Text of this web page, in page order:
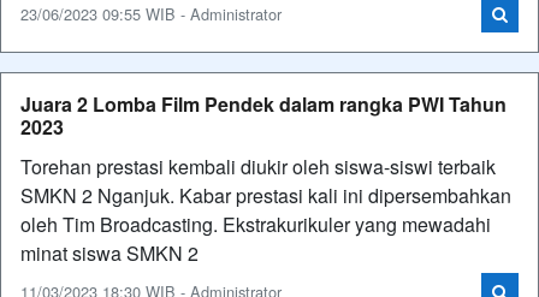
23/06/2023 09:55 WIB - Administrator
Juara 2 Lomba Film Pendek dalam rangka PWI Tahun
2023
Torehan prestasi kembali diukir oleh siswa-siswi terbaik
SMKN 2 Nganjuk. Kabar prestasi kali ini dipersembahkan
oleh Tim Broadcasting. Ekstrakurikuler yang mewadahi
minat siswa SMKN 2
11/03/2023 18:30 WIB - Administrator